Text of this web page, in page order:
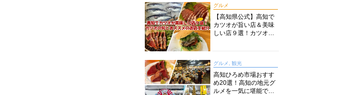
グルメ
【高知県公式】高知で
カツオが旨い店＆美味
しい店９選！カツオの
グルメ, 観光
高知ひろめ市場おすす
め20選！高知の地元グ
ルメを一気に堪能でき